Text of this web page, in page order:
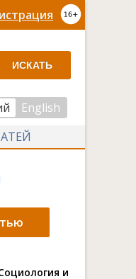
ИСКАТЬ
English
и